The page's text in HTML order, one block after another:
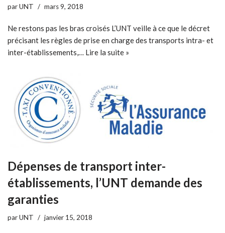
parUNT mars 9, 2018
Ne restons pas les bras croisés L’UNT veille à ce que le décret
précisant les règles de prise en charge des transports intra- et
inter-établissements,… Lire la suite »
Dépenses de transport inter-
établissements, l’UNT demande des
garanties
parUNT janvier 15, 2018